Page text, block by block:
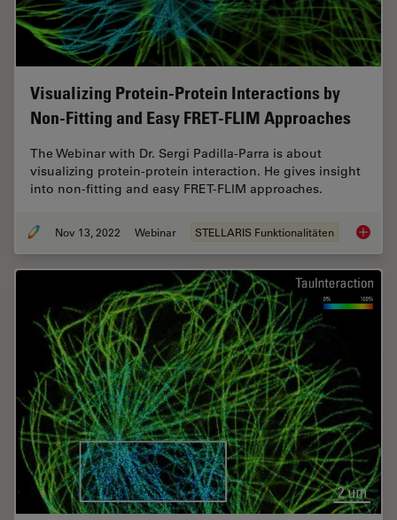
Visualizing Protein-Protein Interactions by
Non-Fitting and Easy FRET-FLIM Approaches
The Webinar with Dr. Sergi Padilla-Parra is about
visualizing protein-protein interaction. He gives insight
into non-fitting and easy FRET-FLIM approaches.
Nov 13, 2022 Webinar STELLARIS Funktionalitäten